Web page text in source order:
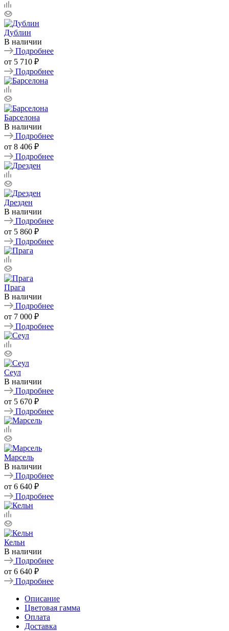
Дублин
В наличии
Подробнее
от 5 710 ₽
Подробнее
Барселона
В наличии
Подробнее
от 8 406 ₽
Подробнее
Дрезден
В наличии
Подробнее
от 5 860 ₽
Подробнее
Прага
В наличии
Подробнее
от 7 000 ₽
Подробнее
Сеул
В наличии
Подробнее
от 5 670 ₽
Подробнее
Марсель
В наличии
Подробнее
от 6 640 ₽
Подробнее
Кельн
В наличии
Подробнее
от 6 640 ₽
Подробнее
Описание
Цветовая гамма
Оплата
Доставка